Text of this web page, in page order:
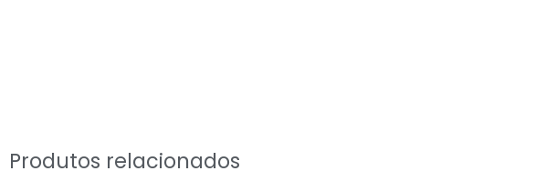
Produtos relacionados